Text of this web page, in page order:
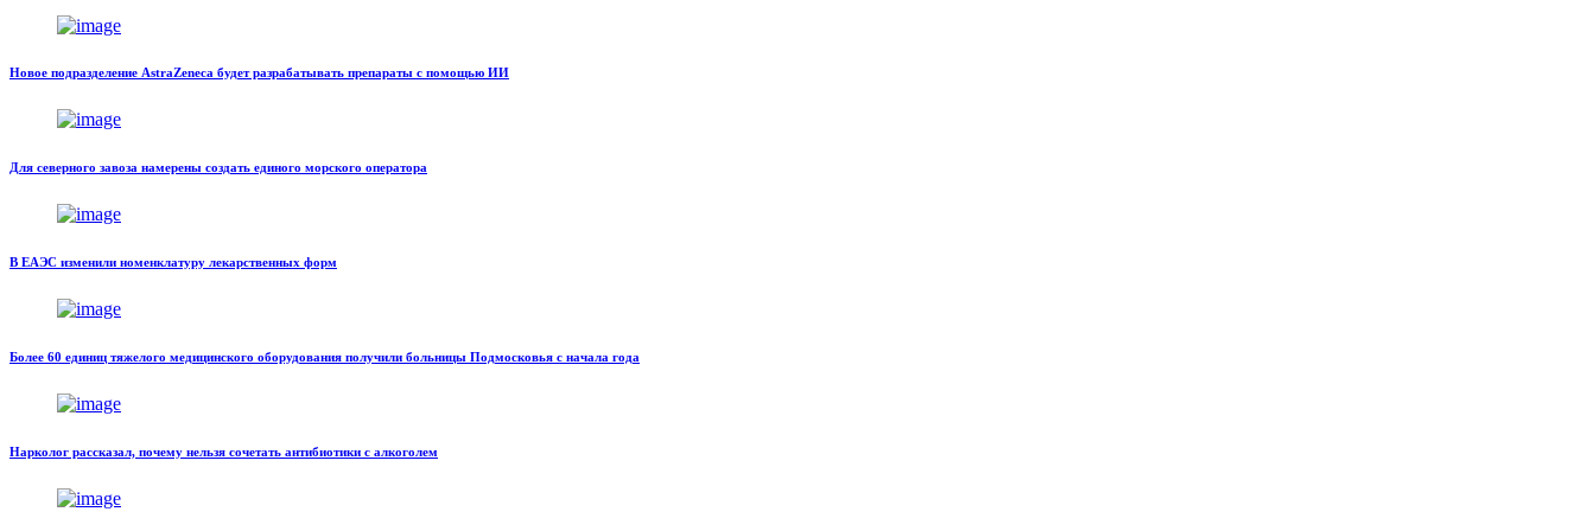
Новое подразделение AstraZeneca будет разрабатывать препараты с помощью ИИ
Для северного завоза намерены создать единого морского оператора
В ЕАЭС изменили номенклатуру лекарственных форм
Более 60 единиц тяжелого медицинского оборудования получили больницы Подмосковья с начала года
Нарколог рассказал, почему нельзя сочетать антибиотики с алкоголем